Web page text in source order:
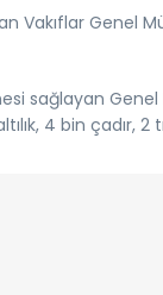
Genel
sağlayan
4 bin çadır, 2